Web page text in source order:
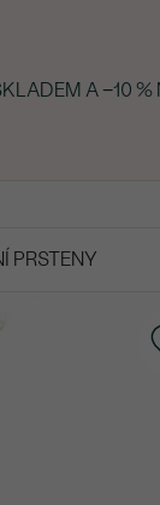
A −10
PRSTENY